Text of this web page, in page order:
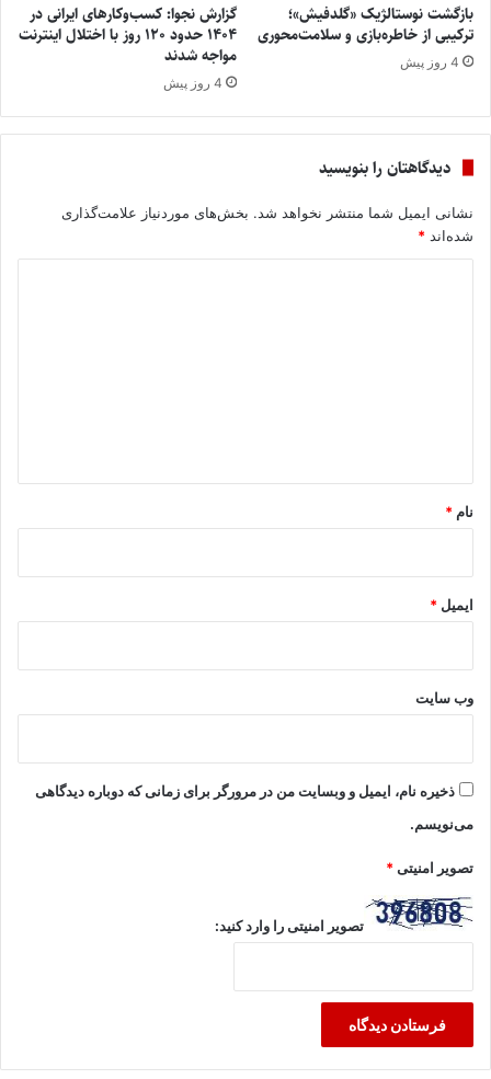
بازگشت نوستالژیک «گلدفیش»؛
ترکیبی از خاطره‌بازی و سلامت‌محوری
4 روز پیش
گزارش نجوا: کسب‌وکارهای ایرانی در
۱۴۰۴ حدود ۱۲۰ روز با اختلال اینترنت
مواجه شدند
4 روز پیش
دیدگاهتان را بنویسید
نشانی ایمیل شما منتشر نخواهد شد. بخش‌های موردنیاز علامت‌گذاری
شده‌اند *
نام *
ایمیل *
وب‌ سایت
ذخیره نام، ایمیل و وبسایت من در مرورگر برای زمانی که دوباره دیدگاهی
می‌نویسم.
تصویر امنیتی*
تصویر امنیتی را وارد کنید: